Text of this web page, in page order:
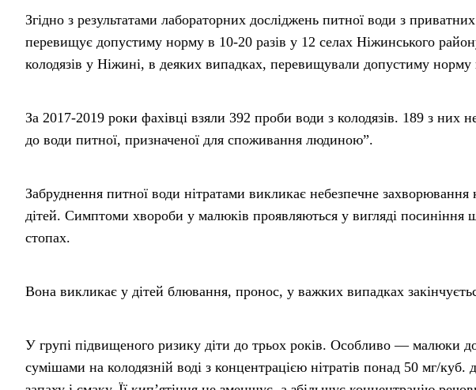
Згідно з результатами лабораторних досліджень питної води з приватних
перевищує допустиму норму в 10-20 разів у 12 селах Ніжинського
колодязів у Ніжині, в деяких випадках, перевищували допустиму норму
За 2017-2019 роки фахівці взяли 392 проби води з колодязів. 189 з них
до води питної, призначеної для споживання людиною”.
Забруднення питної води нітратами викликає небезпечне
дітей. Симптоми хвороби у малюків проявляються у вигляді посиніння
стопах.
Вона викликає у дітей блювання, пронос, у важких випадках
У групі підвищеного ризику діти до трьох років. Особливо — малюки
сумішами на колодязній воді з концентрацією нітратів понад 50 мг/куб.